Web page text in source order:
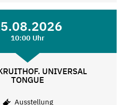
10:00 Uhr
UNIVERSAL
TONGUE
Ausstellung